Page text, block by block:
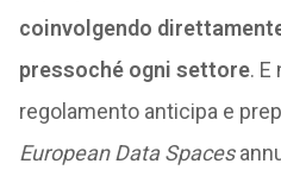
coinvolgendo
pressoché ogni settore. E
regolamento anticipa e
European Data Spaces